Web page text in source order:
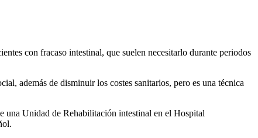
con fracaso intestinal, que suelen necesitarlo durante periodos
además de disminuir los costes sanitarios, pero es una técnica
una Unidad de Rehabilitación intestinal en el Hospital